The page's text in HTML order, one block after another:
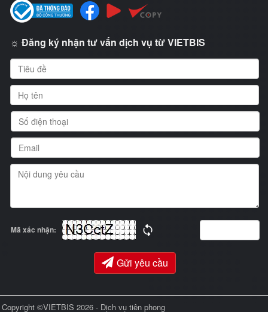
☼ Đăng ký nhận tư vấn dịch vụ từ VIETBIS
Mã xác nhận:
Gửi yêu cầu
Copyright ©VIETBIS 2026 - Dịch vụ tiên phong